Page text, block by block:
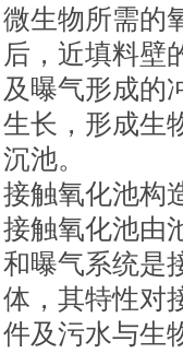
微生物所需的
后，近填料壁
及曝气形成的
生长，形成生
沉池。
接触氧化池构
接触氧化池由
和曝气系统是
体，其特性对
件及污水与生